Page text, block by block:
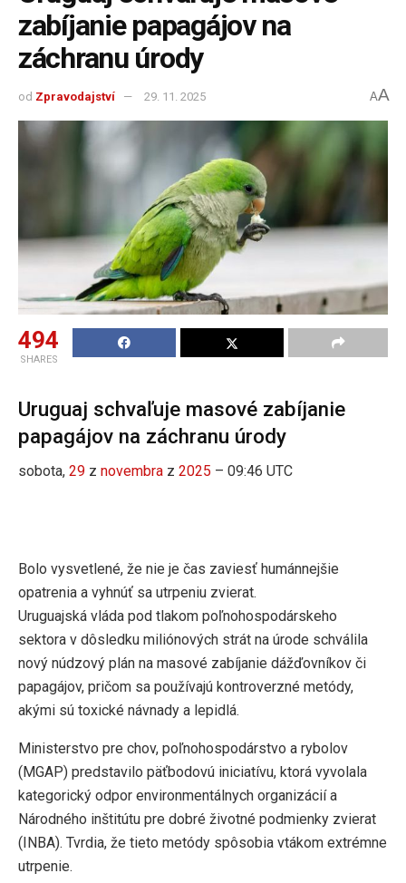
zabíjanie papagájov na
záchranu úrody
od Zpravodajství 29. 11. 2025 AA
494
SHARES
Uruguaj schvaľuje masové zabíjanie
papagájov na záchranu úrody
sobota, 29 z novembra z 2025 – 09:46 UTC
Bolo vysvetlené, že nie je čas zaviesť humánnejšie
opatrenia a vyhnúť sa utrpeniu zvierat.
Uruguajská vláda pod tlakom poľnohospodárskeho
sektora v dôsledku miliónových strát na úrode schválila
nový núdzový plán na masové zabíjanie dážďovníkov či
papagájov, pričom sa používajú kontroverzné metódy,
akými sú toxické návnady a lepidlá.
Ministerstvo pre chov, poľnohospodárstvo a rybolov
(MGAP) predstavilo päťbodovú iniciatívu, ktorá vyvolala
kategorický odpor environmentálnych organizácií a
Národného inštitútu pre dobré životné podmienky zvierat
(INBA). Tvrdia, že tieto metódy spôsobia vtákom extrémne
utrpenie.